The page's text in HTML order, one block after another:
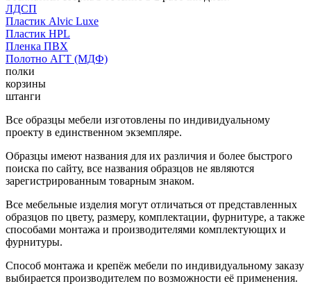
ЛДСП
Пластик Alvic Luxe
Пластик HPL
Пленка ПВХ
Полотно АГТ (МДФ)
полки
корзины
штанги
Все образцы мебели изготовлены по индивидуальному
проекту в единственном экземпляре.
Образцы имеют названия для их различия и более быстрого
поиска по сайту, все названия образцов не являются
зарегистрированным товарным знаком.
Все мебельные изделия могут отличаться от представленных
образцов по цвету, размеру, комплектации, фурнитуре, а также
способами монтажа и производителями комплектующих и
фурнитуры.
Способ монтажа и крепёж мебели по индивидуальному заказу
выбирается производителем по возможности её применения.